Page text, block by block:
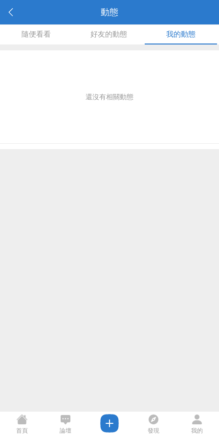
動態
隨便看看 好友的動態 我的動態
還沒有相關動態
首頁 論壇 發現 我的